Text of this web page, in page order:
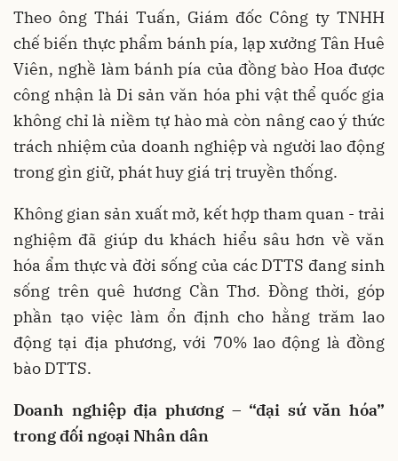
Theo ông Thái Tuấn, Giám đốc Công ty TNHH
chế biến thực phẩm bánh pía, lạp xưởng Tân Huê
Viên, nghề làm bánh pía của đồng bào Hoa được
công nhận là Di sản văn hóa phi vật thể quốc gia
không chỉ là niềm tự hào mà còn nâng cao ý thức
trách nhiệm của doanh nghiệp và người lao động
trong gìn giữ, phát huy giá trị truyền thống.
Không gian sản xuất mở, kết hợp tham quan - trải
nghiệm đã giúp du khách hiểu sâu hơn về văn
hóa ẩm thực và đời sống của các DTTS đang sinh
sống trên quê hương Cần Thơ. Đồng thời, góp
phần tạo việc làm ổn định cho hằng trăm lao
động tại địa phương, với 70% lao động là đồng
bào DTTS.
Doanh nghiệp địa phương – “đại sứ văn hóa”
trong đối ngoại Nhân dân